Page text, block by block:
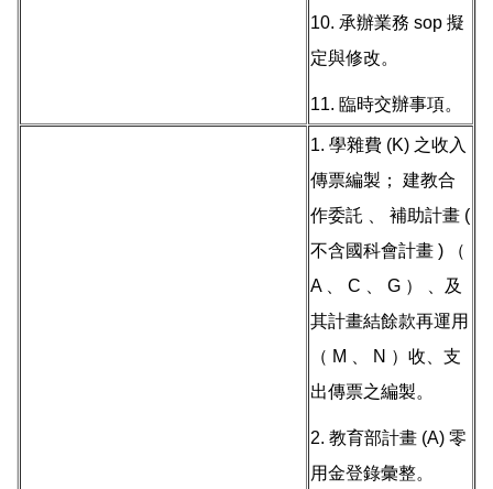
10. 承辦業務 sop 擬
定與修改。
11. 臨時交辦事項。
1. 學雜費 (K) 之收入
傳票編製； 建教合
作委託 、 補助計畫 (
不含國科會計畫 ) （
A 、 C 、 G ） 、及
其計畫結餘款再運用
（ M 、 N ）收、支
出傳票之編製。
2. 教育部計畫 (A) 零
用金登錄彙整。